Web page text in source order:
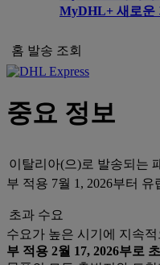
MyDHL+ 새로운
홈 발송 조회
중요 정보
이탈리아(으)로 발송되는
부 적용 7월 1, 2026부터
초과 수요
수요가 높은 시기에 지속
부 적용 2월 17, 2026부로